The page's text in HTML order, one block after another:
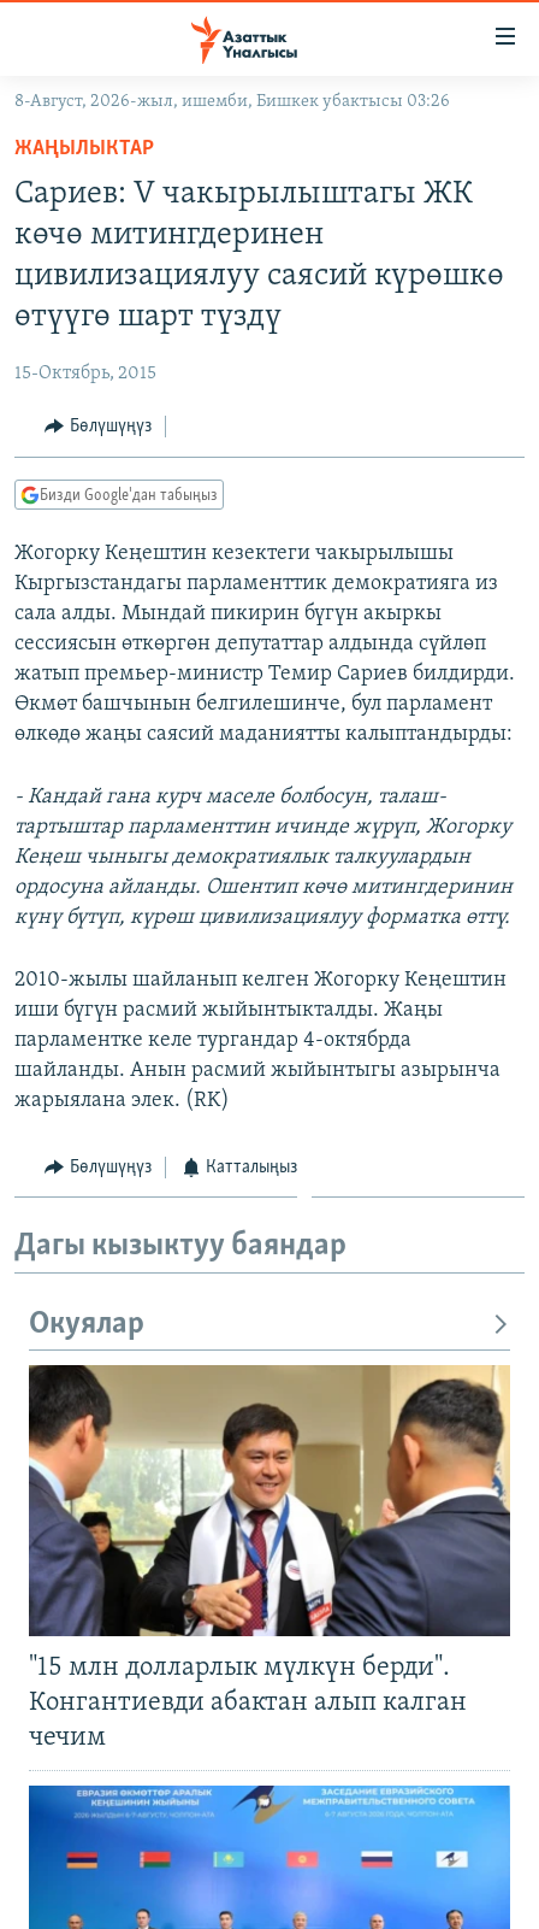
Навигацияга
өтүңүз
Издөөгө
салыңызКЫРГЫЗСТАН
ДҮЙНӨ
БҮГҮН АЗАТТЫКТА
ЭКСПЕРТТЕР ТАЛДАЙТ
БИЗ ЖАНА ДҮЙНӨ
ЭЖЕ-СИҢДИЛЕР
АЗАТТЫК+
ЫҢГАЙСЫЗ СУРООЛОР
ПОДКАСТ
ӨЗГӨЧӨ ПИКИР
Русский
ОНЛАЙН ШЕРИНЕ
ЭЕ/АРнун бардык сайттары
8-Август, 2026-жыл, ишемби, Бишкек убактысы 03:26
ЖАҢЫЛЫКТАР
Сариев: V чакырылыштагы ЖК
көчө митингдеринен
цивилизациялуу саясий күрөшкө
өтүүгө шарт түздү
15-Октябрь, 2015
Бөлүшүңүз
Бизди Google'дан табыңыз
Жогорку Кеңештин кезектеги чакырылышы
Кыргызстандагы парламенттик демократияга из
сала алды. Мындай пикирин бүгүн акыркы
сессиясын өткөргөн депутаттар алдында сүйлөп
жатып премьер-министр Темир Сариев билдирди.
Өкмөт башчынын белгилешинче, бул парламент
өлкөдө жаңы саясий маданиятты калыптандырды:
- Кандай гана курч маселе болбосун, талаш-
тартыштар парламенттин ичинде жүрүп, Жогорку
Кеңеш чыныгы демократиялык талкуулардын
ордосуна айланды. Ошентип көчө митингдеринин
күнү бүтүп, күрөш цивилизациялуу форматка өттү.
2010-жылы шайланып келген Жогорку Кеңештин
иши бүгүн расмий жыйынтыкталды. Жаңы
парламентке келе тургандар 4-октябрда
шайланды. Анын расмий жыйынтыгы азырынча
жарыялана элек. (RK)
Бөлүшүңүз Катталыңыз
Дагы кызыктуу баяндар
Окуялар
"15 млн долларлык мүлкүн берди".
Конгантиевди абактан алып калган
чечим